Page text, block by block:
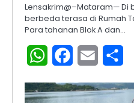
Lensakrim@–Mataram— Di
berbeda terasa di Rumah
Para tahanan Blok A dan…
WhatsAppFacebook
Email